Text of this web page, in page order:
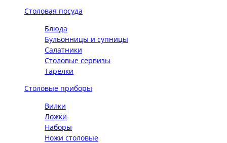
Столовая посуда
Блюда
Бульонницы и супницы
Салатники
Столовые сервизы
Тарелки
Столовые приборы
Вилки
Ложки
Наборы
Ножи столовые